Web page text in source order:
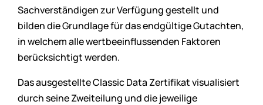
Sachverständigen zur Verfügung gestellt und
bilden die Grundlage für das endgültige Gutachten,
in welchem alle wertbeeinflussenden Faktoren
berücksichtigt werden.
Das ausgestellte Classic Data Zertifikat visualisiert
durch seine Zweiteilung und die jeweilige